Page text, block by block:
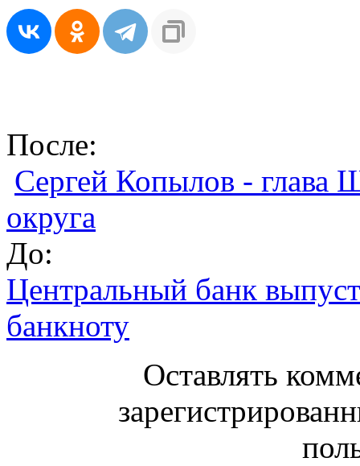
После:
Сергей Копылов - глава
округа
До:
Центральный банк
банкноту
Оставлять